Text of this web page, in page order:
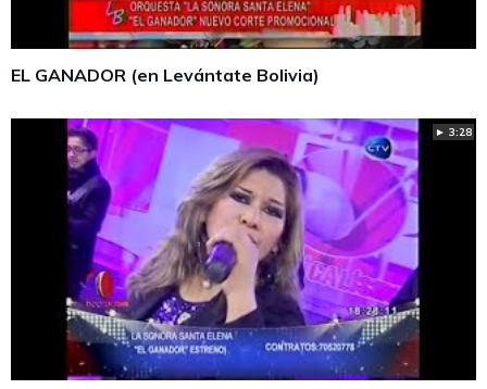
EL GANADOR (en Levántate Bolivia)
► 3:28